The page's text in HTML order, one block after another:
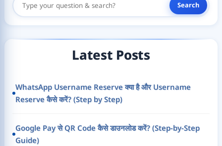
Search
Search
Latest Posts
WhatsApp Username Reserve क्या है और Username
Reserve कैसे करें? (Step by Step)
Google Pay से QR Code कैसे डाउनलोड करें? (Step-by-Step
Guide)